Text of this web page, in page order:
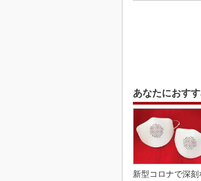
あなたにおす
新型コロナで深刻